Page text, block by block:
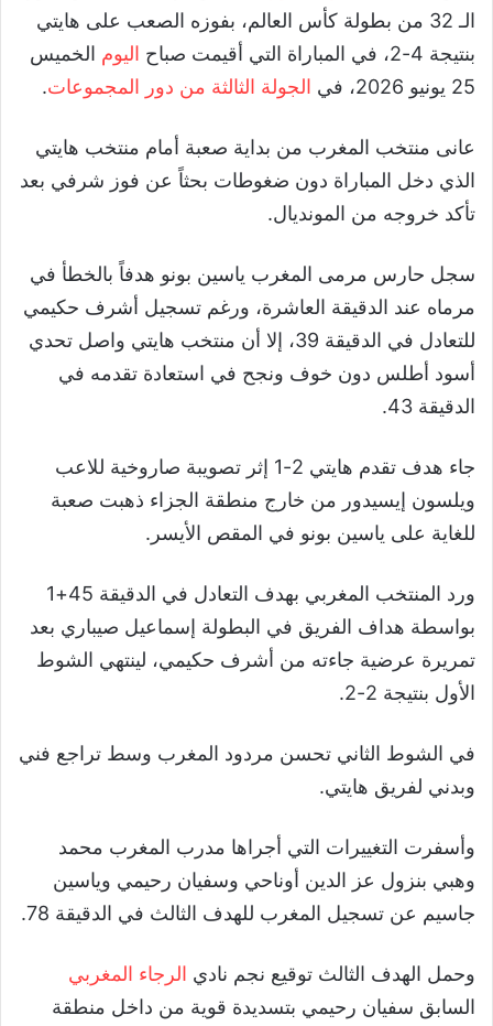
الـ 32 من بطولة كأس العالم، بفوزه الصعب على هايتي
بنتيجة 4-2، في المباراة التي أقيمت صباح
اليوم الخميس
25 يونيو 2026، في
الجولة الثالثة من دور المجموعات.
عانى منتخب المغرب من بداية صعبة أمام منتخب هايتي
الذي دخل المباراة دون ضغوطات بحثاً عن فوز شرفي بعد
تأكد خروجه من المونديال.
سجل حارس مرمى المغرب ياسين بونو هدفاً بالخطأ في
مرماه عند الدقيقة العاشرة، ورغم تسجيل أشرف حكيمي
للتعادل في الدقيقة 39، إلا أن منتخب هايتي واصل تحدي
أسود أطلس دون خوف ونجح في استعادة تقدمه في
الدقيقة 43.
جاء هدف تقدم هايتي 2-1 إثر تصويبة صاروخية للاعب
ويلسون إيسيدور من خارج منطقة الجزاء ذهبت صعبة
للغاية على ياسين بونو في المقص الأيسر.
ورد المنتخب المغربي بهدف التعادل في الدقيقة 45+1
بواسطة هداف الفريق في البطولة إسماعيل صيباري بعد
تمريرة عرضية جاءته من أشرف حكيمي، لينتهي الشوط
الأول بنتيجة 2-2.
في الشوط الثاني تحسن مردود المغرب وسط تراجع فني
وبدني لفريق هايتي.
وأسفرت التغييرات التي أجراها مدرب المغرب محمد
وهبي بنزول عز الدين أوناحي وسفيان رحيمي وياسين
جاسيم عن تسجيل المغرب للهدف الثالث في الدقيقة 78.
وحمل الهدف الثالث توقيع نجم نادي الرجاء المغربي
السابق سفيان رحيمي بتسديدة قوية من داخل منطقة